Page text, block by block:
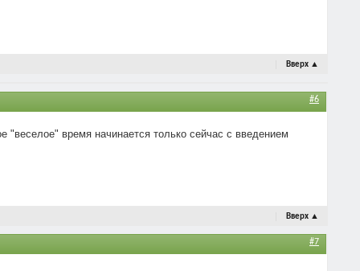
Вверх ▲
#6
время начинается только сейчас с введением
Вверх ▲
#7